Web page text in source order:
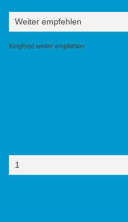
Weiter empfehlen
Kingfood weiter empfehlen
1